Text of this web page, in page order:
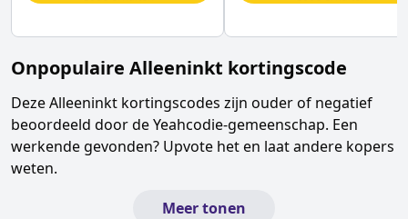
Onpopulaire Alleeninkt kortingscode
DezeAlleeninkt kortingscodes zijn ouder of negatief
beoordeeld door de Yeahcodie-gemeenschap. Een
werkende gevonden? Upvote het en laat andere kopers
weten.
Meer tonen